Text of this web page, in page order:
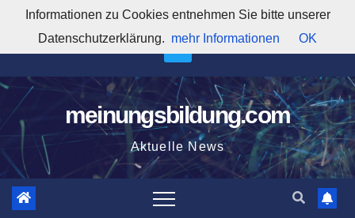
springen
11:14:36 PM
meinungsbildung.com
Aktuelle News
Informationen zu Cookies entnehmen Sie bitte unserer
Datenschutzerklärung. mehr Informationen OK